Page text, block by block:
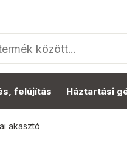
felújítás Háztartási
akasztó